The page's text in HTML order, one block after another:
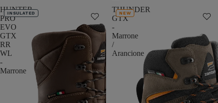
HUNTER
PRO
EVO
GTX
RR
WL
-
Marrone
INSULATED
THUNDER
GTX
-
Marrone
/
Arancione
NEW